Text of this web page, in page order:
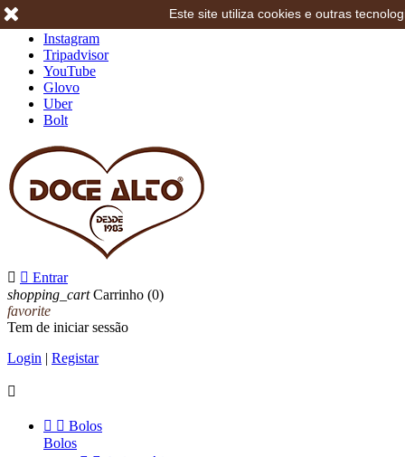
Instagram
Tripadvisor
YouTube
Glovo
Uber
Bolt
  Entrar
shopping_cart Carrinho (0)
favorite
Tem de iniciar sessão
Login | Registar

  Bolos
Bolos
Este site utiliza cookies e outras